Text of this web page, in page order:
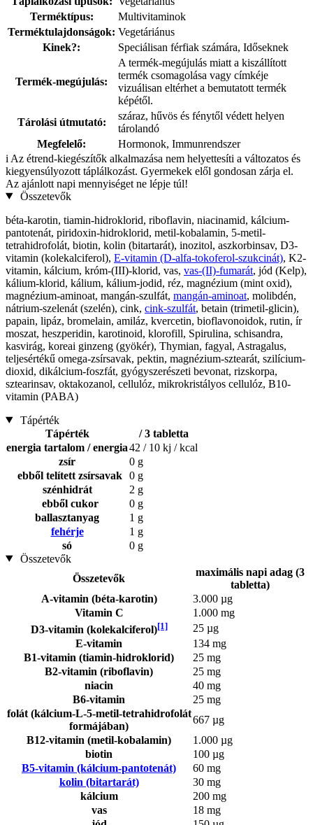
Terméktípus:
Multivitaminok
Terméktulajdonságok: Vegetáriánus
Kinek?:
Speciálisan férfiak számára, Időseknek
Termék-megújulás:
A termék-megújulás miatt a kiszállított
termék csomagolása vagy címkéje
vizuálisan eltérhet a bemutatott termék
képétől.
Tárolási útmutató:
száraz, hűvös és fénytől védett helyen
tárolandó
Megfelelő:
Hormonok, Immunrendszer
i Az étrend-kiegészítők alkalmazása nem helyettesíti a változatos és
kiegyensúlyozott táplálkozást. Gyermekek elől gondosan zárja el.
Az ajánlott napi mennyiséget ne lépje túl!
Összetevők
béta-karotin, tiamin-hidroklorid, riboflavin, niacinamid, kálcium-
pantotenát, piridoxin-hidroklorid, metil-kobalamin, 5-metil-
tetrahidrofolát, biotin, kolin (bitartarát), inozitol, aszkorbinsav, D3-
vitamin (kolekalciferol), E-vitamin (D-alfa-tokoferol-szukcinát), K2-
vitamin, kálcium, króm-(III)-klorid, vas, vas-(II)-fumarát, jód (Kelp),
kálium-klorid, kálium, kálium-jodid, réz, magnézium (mint oxid),
magnézium-aminoat, mangán-szulfát, mangán-aminoat, molibdén,
nátrium-szelenát (szelén), cink, cink-szulfát, betain (trimetil-glicin),
papain, lipáz, bromelain, amiláz, kvercetin, bioflavonoidok, rutin, ír
moszat, heszperidin, karotinoid, klorofill, Spirulina, schisandra,
kasvirág, koreai ginzeng (gyökér), Thymian, fagyal, Astragalus,
teljesértékű omega-zsírsavak, pektin, magnézium-sztearát, szilícium-
dioxid, dikálcium-foszfát, gyógyszerészeti bevonat, rizskorpa,
sztearinsav, oktakozanol, cellulóz, mikrokristályos cellulóz, B10-
vitamin (PABA)
Tápérték
Tápérték
/ 3 tabletta
energia tartalom / energia42 / 10 kj / kcal
zsír
0 g
ebből telített zsírsavak 0 g
szénhidrát
2 g
ebből cukor
0 g
ballasztanyag
1 g
fehérje
1 g
só
0 g
Összetevők
Összetevők
maximális napi adag (3
tabletta)
A-vitamin (béta-karotin)
3.000 µg
Vitamin C
1.000 mg
D3-vitamin (kolekalciferol)[1]
25 µg
E-vitamin
134 mg
B1-vitamin (tiamin-hidroklorid)
25 mg
B2-vitamin (riboflavin)
25 mg
niacin
40 mg
B6-vitamin
25 mg
folát (kálcium-L-5-metil-tetrahidrofolát
formájában)
667 µg
B12-vitamin (metil-kobalamin)
1.000 µg
biotin
100 µg
B5-vitamin (kálcium-pantotenát)
60 mg
kolin (bitartarát)
30 mg
kálcium
200 mg
vas
18 mg